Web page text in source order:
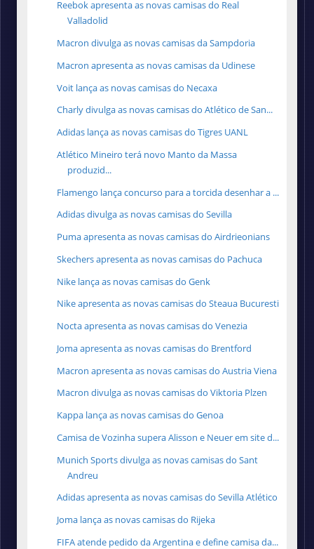
Reebok apresenta as novas camisas do Real
Valladolid
Macron divulga as novas camisas da Sampdoria
Macron apresenta as novas camisas da Udinese
Voit lança as novas camisas do Necaxa
Charly divulga as novas camisas do Atlético de San...
Adidas lança as novas camisas do Tigres UANL
Atlético Mineiro terá novo Manto da Massa
produzid...
Flamengo lança concurso para a torcida desenhar a ...
Adidas divulga as novas camisas do Sevilla
Puma apresenta as novas camisas do Airdrieonians
Skechers apresenta as novas camisas do Pachuca
Nike lança as novas camisas do Genk
Nike apresenta as novas camisas do Steaua Bucuresti
Nocta apresenta as novas camisas do Venezia
Joma apresenta as novas camisas do Brentford
Macron apresenta as novas camisas do Austria Viena
Macron divulga as novas camisas do Viktoria Plzen
Kappa lança as novas camisas do Genoa
Camisa de Vozinha supera Alisson e Neuer em site d...
Munich Sports divulga as novas camisas do Sant
Andreu
Adidas apresenta as novas camisas do Sevilla Atlético
Joma lança as novas camisas do Rijeka
FIFA atende pedido da Argentina e define camisa da...